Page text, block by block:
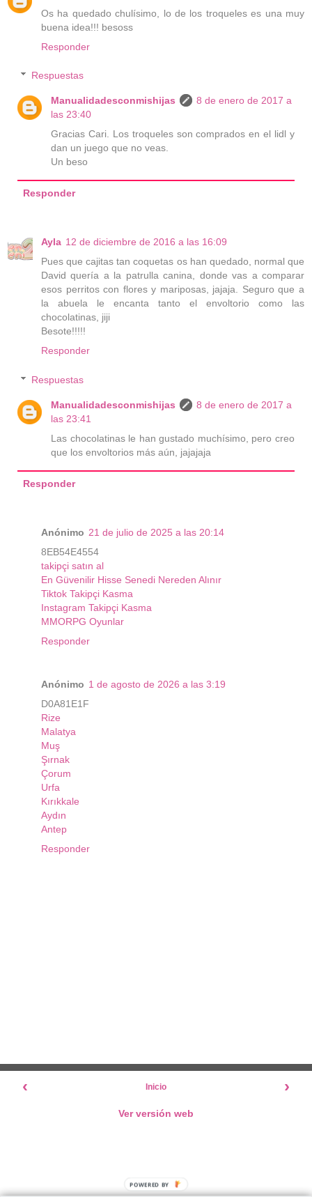
Os ha quedado chulísimo, lo de los troqueles es una muy
buena idea!!! besoss
Responder
Respuestas
Manualidadesconmishijas
8 de enero de 2017 a
las 23:40
Gracias Cari. Los troqueles son comprados en el lidl y
dan un juego que no veas.
Un beso
Responder
Ayla 12 de diciembre de 2016 a las 16:09
Pues que cajitas tan coquetas os han quedado, normal que
David quería a la patrulla canina, donde vas a comparar
esos perritos con flores y mariposas, jajaja. Seguro que a
la abuela le encanta tanto el envoltorio como las
chocolatinas, jiji
Besote!!!!!
Responder
Respuestas
Manualidadesconmishijas
8 de enero de 2017 a
las 23:41
Las chocolatinas le han gustado muchísimo, pero creo
que los envoltorios más aún, jajajaja
Responder
Anónimo 21 de julio de 2025 a las 20:14
8EB54E4554
takipçi satın al
En Güvenilir Hisse Senedi Nereden Alınır
Tiktok Takipçi Kasma
Instagram Takipçi Kasma
MMORPG Oyunlar
Responder
Anónimo 1 de agosto de 2026 a las 3:19
D0A81E1F
Rize
Malatya
Muş
Şırnak
Çorum
Urfa
Kırıkkale
Aydın
Antep
Responder
‹ ›
Inicio
Ver versión web